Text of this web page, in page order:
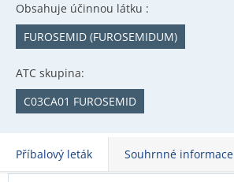
Obsahuje účinnou látku :
FUROSEMID (FUROSEMIDUM)
ATC skupina:
C03CA01 FUROSEMID
Příbalový leták Souhrnné informace